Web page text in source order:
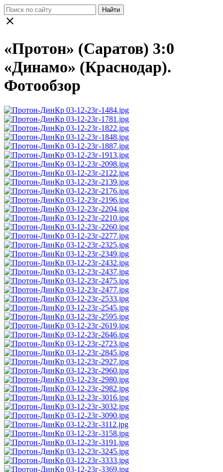
Найти
«Протон» (Саратов) 3:0
«Динамо» (Краснодар).
Фотообзор